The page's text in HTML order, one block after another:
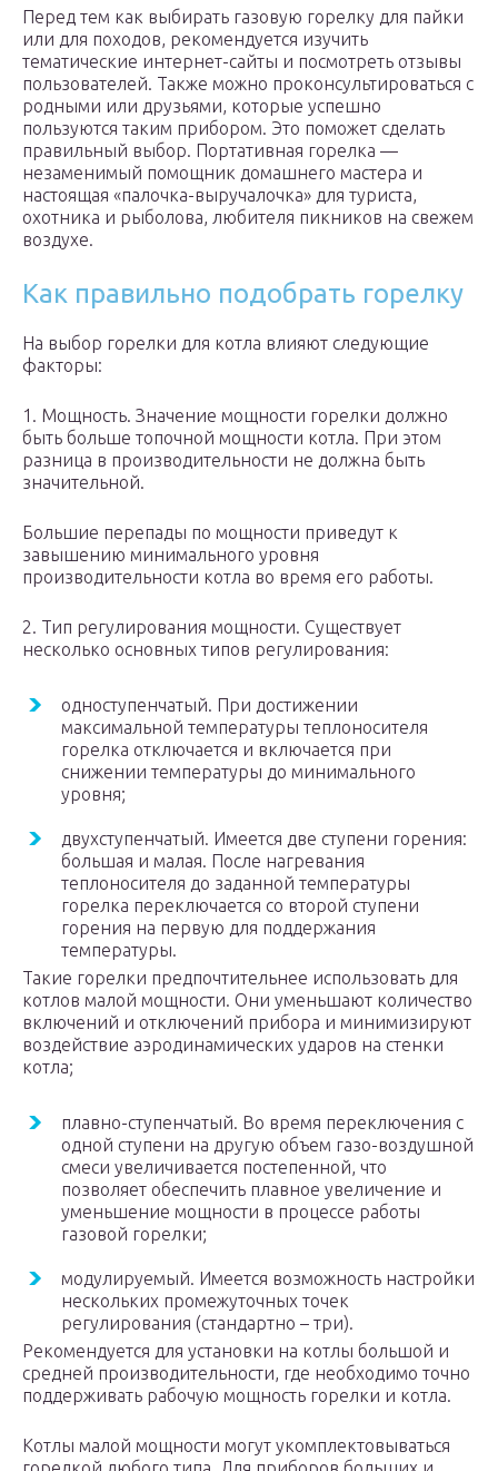
Перед тем как выбирать газовую горелку для пайки
или для походов, рекомендуется изучить
тематические интернет-сайты и посмотреть отзывы
пользователей. Также можно проконсультироваться с
родными или друзьями, которые успешно
пользуются таким прибором. Это поможет сделать
правильный выбор. Портативная горелка —
незаменимый помощник домашнего мастера и
настоящая «палочка-выручалочка» для туриста,
охотника и рыболова, любителя пикников на свежем
воздухе.
Как правильно подобрать горелку
На выбор горелки для котла влияют следующие
факторы:
1. Мощность. Значение мощности горелки должно
быть больше топочной мощности котла. При этом
разница в производительности не должна быть
значительной.
Большие перепады по мощности приведут к
завышению минимального уровня
производительности котла во время его работы.
2. Тип регулирования мощности. Существует
несколько основных типов регулирования:
одноступенчатый. При достижении
максимальной температуры теплоносителя
горелка отключается и включается при
снижении температуры до минимального
уровня;
двухступенчатый. Имеется две ступени горения:
большая и малая. После нагревания
теплоносителя до заданной температуры
горелка переключается со второй ступени
горения на первую для поддержания
температуры.
Такие горелки предпочтительнее использовать для
котлов малой мощности. Они уменьшают количество
включений и отключений прибора и минимизируют
воздействие аэродинамических ударов на стенки
котла;
плавно-ступенчатый. Во время переключения с
одной ступени на другую объем газо-воздушной
смеси увеличивается постепенной, что
позволяет обеспечить плавное увеличение и
уменьшение мощности в процессе работы
газовой горелки;
модулируемый. Имеется возможность настройки
нескольких промежуточных точек
регулирования (стандартно – три).
Рекомендуется для установки на котлы большой и
средней производительности, где необходимо точно
поддерживать рабочую мощность горелки и котла.
Котлы малой мощности могут укомплектовываться